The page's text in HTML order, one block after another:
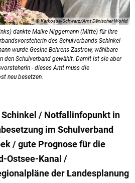
© Karkossa-Schwarz/Amt Dänischer Wohld
dankte Maike Niggemann (Mitte) für ihre
des Schulverbands Schinkel-
wurde Gesine Behrens-Zastrow, wählbare
den Schulverband gewählt. Damit ist sie aber
- dieses Amt muss die
neu besetzen.
/ Notfallinfopunkt in
im Schulverband
/ gute Prognose für die
Ostsee-Kanal /
der Landesplanung